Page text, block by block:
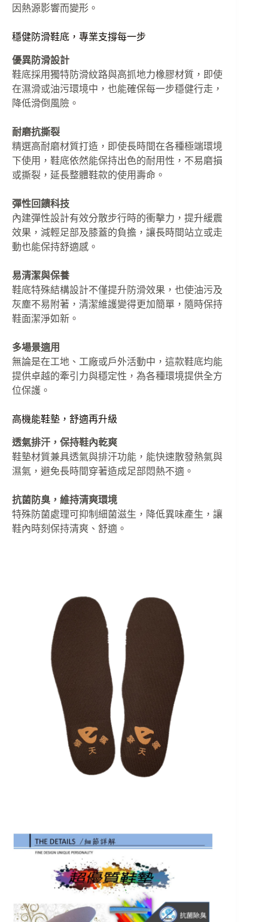
因熱源影響而變形。
穩健防滑鞋底，專業支撐每一步
優異防滑設計
鞋底採用獨特防滑紋路與高抓地力橡膠材質，即使
在濕滑或油污環境中，也能確保每一步穩健行走，
降低滑倒風險。
耐磨抗撕裂
精選高耐磨材質打造，即使長時間在各種極端環境
下使用，鞋底依然能保持出色的耐用性，不易磨損
或撕裂，延長整體鞋款的使用壽命。
彈性回饋科技
內建彈性設計有效分散步行時的衝擊力，提升緩震
效果，減輕足部及膝蓋的負擔，讓長時間站立或走
動也能保持舒適感。
易清潔與保養
鞋底特殊結構設計不僅提升防滑效果，也使油污及
灰塵不易附著，清潔維護變得更加簡單，隨時保持
鞋面潔淨如新。
多場景適用
無論是在工地、工廠或戶外活動中，這款鞋底均能
提供卓越的牽引力與穩定性，為各種環境提供全方
位保護。
高機能鞋墊，舒適再升級
透氣排汗，保持鞋內乾爽
鞋墊材質兼具透氣與排汗功能，能快速散發熱氣與
濕氣，避免長時間穿著造成足部悶熱不適。
抗菌防臭，維持清爽環境
特殊防菌處理可抑制細菌滋生，降低異味產生，讓
鞋內時刻保持清爽、舒適。